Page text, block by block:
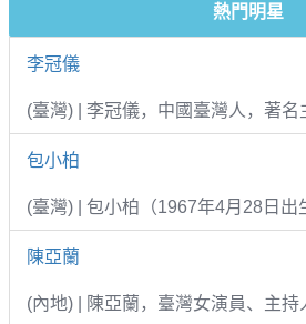
熱門明星
李冠儀
(臺灣) | 李冠儀，中國臺灣人，著
包小柏
(臺灣) | 包小柏（1967年4月28日出
陳亞蘭
(內地) | 陳亞蘭，臺灣女演員、主持